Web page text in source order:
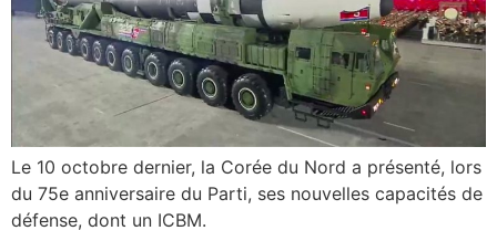
Le 10 octobre dernier, la Corée du Nord a présenté, lors
du 75e anniversaire du Parti, ses nouvelles capacités de
défense, dont un ICBM.